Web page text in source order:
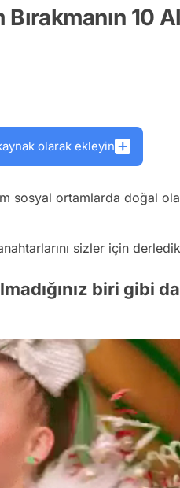
10
olarak ekleyin
sosyal ortamlarda doğal
sizler için
biri gibi